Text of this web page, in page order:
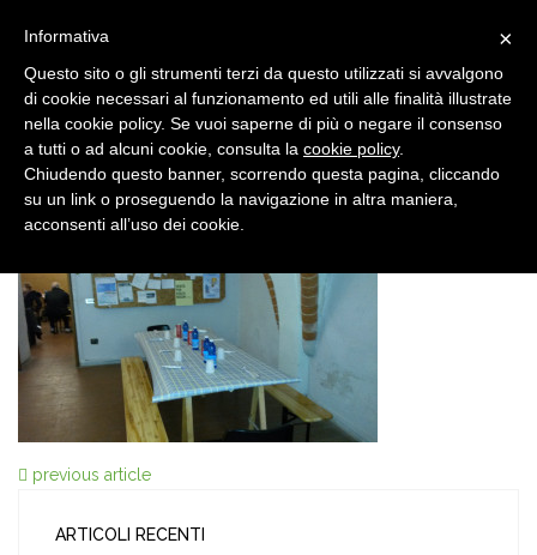
8 MAR, 2016
20160306_121625
previous article
ARTICOLI RECENTI
×
Informativa
Questo sito o gli strumenti terzi da questo utilizzati si avvalgono
di cookie necessari al funzionamento ed utili alle finalità illustrate
nella cookie policy. Se vuoi saperne di più o negare il consenso
a tutti o ad alcuni cookie, consulta la cookie policy.
Chiudendo questo banner, scorrendo questa pagina, cliccando
su un link o proseguendo la navigazione in altra maniera,
acconsenti all’uso dei cookie.